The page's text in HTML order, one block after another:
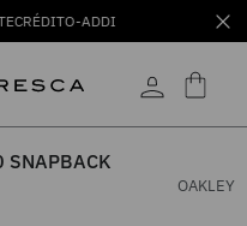
ADDI
SNAPBACK
OAKLEY